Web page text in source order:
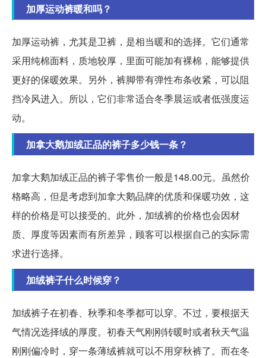
加厚运动裤暖和吗？
加厚运动裤，尤其是卫裤，是相当暖和的选择。它们通常
采用纯棉面料，质地较厚，里面可能加有裸棉，能够提供
更好的保暖效果。另外，裤脚带有弹性布条收紧，可以阻
挡冷风进入。所以，它们非常适合冬季晨运或者低强度运
动。
加拿大鹅加绒正品的裤子多少钱一条？
加拿大鹅加绒正品的裤子零售价一般是148.00元。虽然价
格略高，但是考虑到加拿大鹅品牌的优质和保暖功效，这
样的价格是可以接受的。此外，加绒裤的价格也会因材
质、厚度等因素而有所差异，顾客可以根据自己的实际需
求进行选择。
加绒裤子什么时候穿？
加绒裤子在初春、秋季和冬季都可以穿。不过，要根据天
气情况选择绒的厚度。初春天气刚刚转暖时或者秋天气温
刚刚偏冷时，穿一条薄绒裤就可以不用穿秋裤了。而在冬